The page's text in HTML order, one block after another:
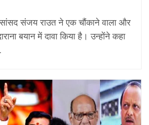
सांसद संजय राउत ने एक चौंकाने वाला और
बयान में दावा किया है। उन्होंने कहा